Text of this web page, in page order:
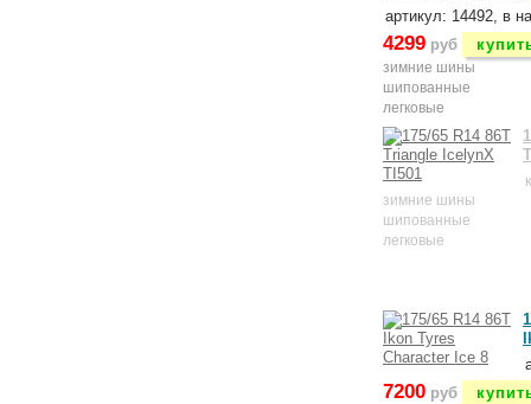
артикул: 14492, в
4299 руб
зимние шины
шипованные
легковые
зимние шины
шипованные
легковые
7200 руб